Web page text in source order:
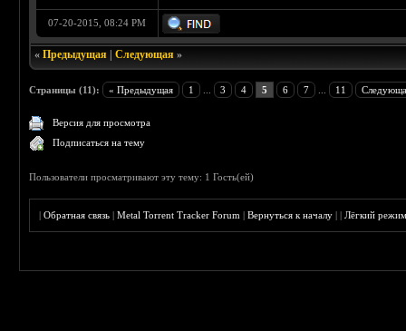
07-20-2015, 08:24 PM
«Предыдущая |Следующая »
Страницы (11): « Предыдущая 1 3 4 5 6 7 11
Версия для просмотра
Подписаться на тему
Пользователи просматривают эту тему: 1 Гость(ей)
|Обратная связь |Metal Torrent Tracker Forum |Вернуться к началу ||Лёгкий